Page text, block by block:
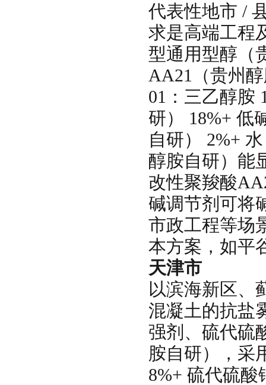
代表性地市 /
求是高端工程
型通用型醇（
AA21（贵州
01：三乙醇胺
研） 18%+ 低
自研） 2%+
醇胺自研）能
改性聚羧酸
碱调节剂可将
市政工程等场
本方案，如平
天津市
以滨海新区、
混凝土的抗盐
强剂、硫代硫
胺自研），采
8%+ 硫代硫酸